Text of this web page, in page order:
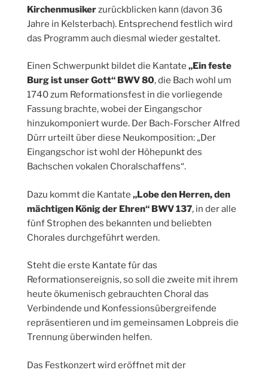
Kirchenmusikerzurückblicken kann (davon 36
Jahre in Kelsterbach). Entsprechend festlich wird
das Programm auch diesmal wieder gestaltet.
Einen Schwerpunkt bildet die Kantate „Ein feste
Burg ist unser Gott“ BWV 80, die Bach wohl um
1740 zum Reformationsfest in die vorliegende
Fassung brachte, wobei der Eingangschor
hinzukomponiert wurde. Der Bach-Forscher Alfred
Dürr urteilt über diese Neukomposition: „Der
Eingangschor ist wohl der Höhepunkt des
Bachschen vokalen Choralschaffens“.
Dazu kommt die Kantate „Lobe den Herren, den
mächtigen König der Ehren“ BWV 137, in der alle
fünf Strophen des bekannten und beliebten
Chorales durchgeführt werden.
Steht die erste Kantate für das
Reformationsereignis, so soll die zweite mit ihrem
heute ökumenisch gebrauchten Choral das
Verbindende und Konfessionsübergreifende
repräsentieren und im gemeinsamen Lobpreis die
Trennung überwinden helfen.
Das Festkonzert wird eröffnet mit der